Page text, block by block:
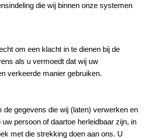
die wij binnen onze systemen
om een klacht in te dienen bij de
als u vermoedt dat wij uw
verkeerde manier gebruiken.
de gegevens die wij (laten) verwerken en
persoon of daartoe herleidbaar zijn, in
met die strekking doen aan ons. U